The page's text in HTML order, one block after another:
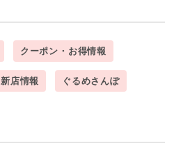
クーポン・お得情報
新店情報 ぐるめさんぽ